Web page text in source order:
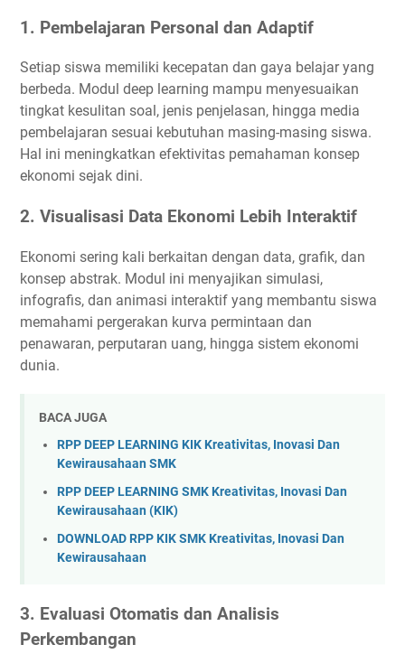
1. Pembelajaran Personal dan Adaptif
Setiap siswa memiliki kecepatan dan gaya belajar yang
berbeda. Modul deep learning mampu menyesuaikan
tingkat kesulitan soal, jenis penjelasan, hingga media
pembelajaran sesuai kebutuhan masing-masing siswa.
Hal ini meningkatkan efektivitas pemahaman konsep
ekonomi sejak dini.
2. Visualisasi Data Ekonomi Lebih Interaktif
Ekonomi sering kali berkaitan dengan data, grafik, dan
konsep abstrak. Modul ini menyajikan simulasi,
infografis, dan animasi interaktif yang membantu siswa
memahami pergerakan kurva permintaan dan
penawaran, perputaran uang, hingga sistem ekonomi
dunia.
BACA JUGA
RPP DEEP LEARNING KIK Kreativitas, Inovasi Dan
Kewirausahaan SMK
RPP DEEP LEARNING SMK Kreativitas, Inovasi Dan
Kewirausahaan (KIK)
DOWNLOAD RPP KIK SMK Kreativitas, Inovasi Dan
Kewirausahaan
3. Evaluasi Otomatis dan Analisis
Perkembangan